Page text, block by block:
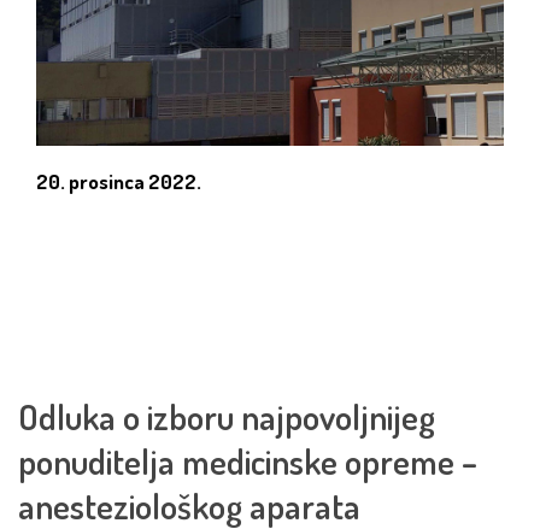
20. prosinca 2022.
Odluka o izboru najpovoljnijeg
ponuditelja medicinske opreme –
anesteziološkog aparata